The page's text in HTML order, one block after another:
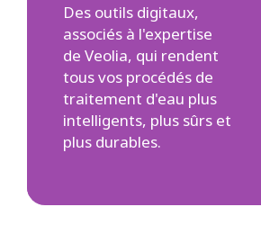
Des outils digitaux,
associés à l'expertise
de Veolia, qui rendent
tous vos procédés de
traitement d'eau plus
intelligents, plus sûrs et
plus durables.